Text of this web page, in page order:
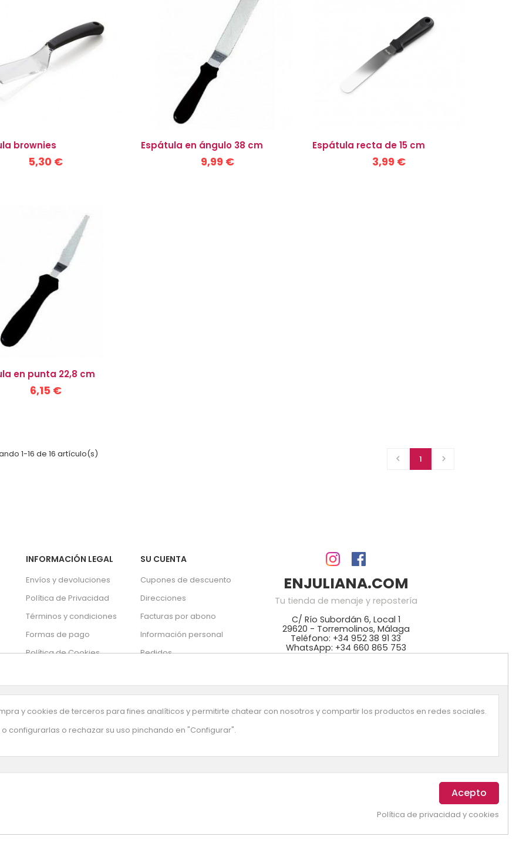
brownies
5,30 €
Espátula en ángulo 38 cm
9,99 €
Espátula recta de 15 cm
3,99 €
en punta 22,8 cm
6,15 €
1-16 de 16 artículo(s)  1 
INFORMACIÓN LEGAL
Envíos y devoluciones
Política de Privacidad
Términos y condiciones
Formas de pago
Política de Cookies
SU CUENTA
Cupones de descuento
Direcciones
Facturas por abono
Información personal
Pedidos
Tu configuración de
cookies
ENJULIANA.COM
Tu tienda de menaje y repostería
C/ Río Subordán 6, Local 1
29620 - Torremolinos, Málaga
Teléfono: +34 952 38 91 33
WhatsApp: +34 660 865 753
Silikomart, Lékué, Bra, Ibili, Lacor. Disponemos
de ingredientes: colorantes Wilton, fondant
y cookies de terceros para fines analíticos y permitirte chatear con nosotros y compartir los productos en redes sociales.
configurarlas o rechazar su uso pinchando en "Configurar".
Política de privacidad y cookies